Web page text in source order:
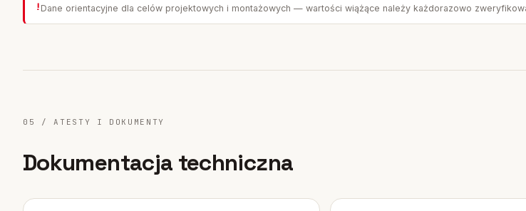
! Dane orientacyjne dla celów projektowych i montażowych — wartości wiążące należy każdorazowo
05 / ATESTY I DOKUMENTY
Dokumentacja techniczna